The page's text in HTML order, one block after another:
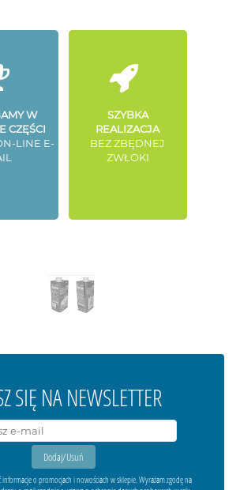
W
CZĘŚCI
LINE E-
SZYBKA
REALIZACJA
BEZ ZBĘDNEJ
ZWŁOKI
SIĘ NA NEWSLETTER
informacje o promocjach i nowościach w sklepie. Wyrażam zgodę na